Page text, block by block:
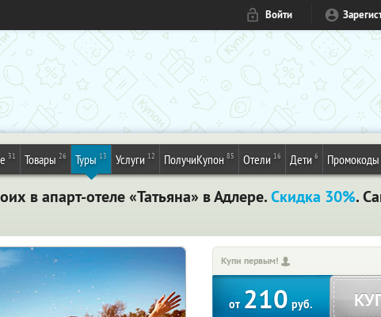
Войти
31 Товары 26 Туры 13 Услуги 12 ПолучиКупон 85 Отели 16 Дети 6 Промокоды
в апарт-отеле «Татьяна» в Адлере.Скидка 30%.
Купи первым!
от210руб.